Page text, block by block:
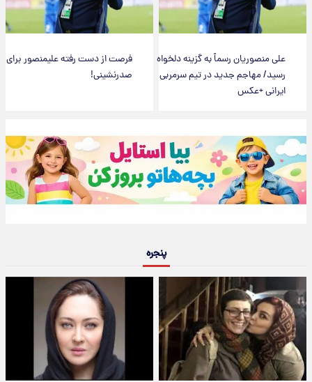
علی منصوریان رسماً به گزینه دلخواه
رسید/ مهاجم جدید در تیم سرمربی
ایرانی +عکس
فرصت از دست رفته علیمنصور برای
صدرنشینی!
پنجره